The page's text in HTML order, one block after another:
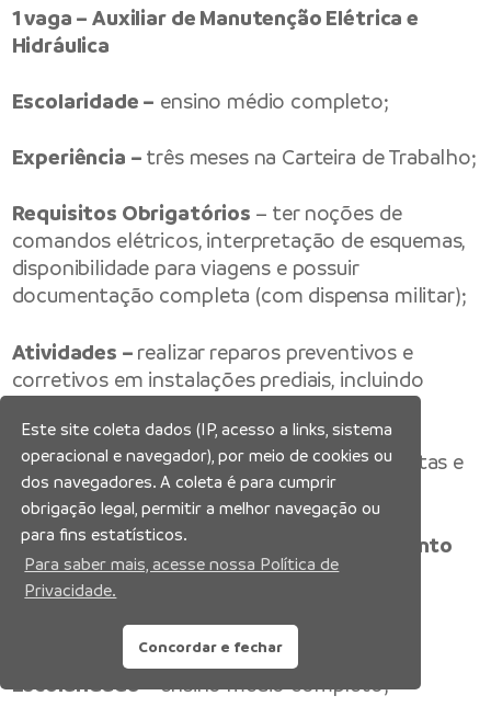
1 vaga – Auxiliar de Manutenção Elétrica e
Hidráulica
Escolaridade – ensino médio completo;
Experiência – três meses na Carteira de Trabalho;
Requisitos Obrigatórios – ter noções de
comandos elétricos, interpretação de esquemas,
disponibilidade para viagens e possuir
documentação completa (com dispensa militar);
Atividades – realizar reparos preventivos e
corretivos em instalações prediais, incluindo
encanamentos, torneiras e válvulas; auxiliar
técnicos especializados, organizar ferramentas e
limpar áreas de trabalho.
Disponível até 17/04/2026 ou encerramento
da vaga
1 vaga – Operador de Caminhão Munck
Escolaridade –ensino médio completo;
Este site coleta dados (IP, acesso a links, sistema
operacional e navegador), por meio de cookies ou
dos navegadores. A coleta é para cumprir
obrigação legal, permitir a melhor navegação ou
para fins estatísticos.
Para saber mais, acesse nossa Política de
Privacidade.
Concordar e fechar